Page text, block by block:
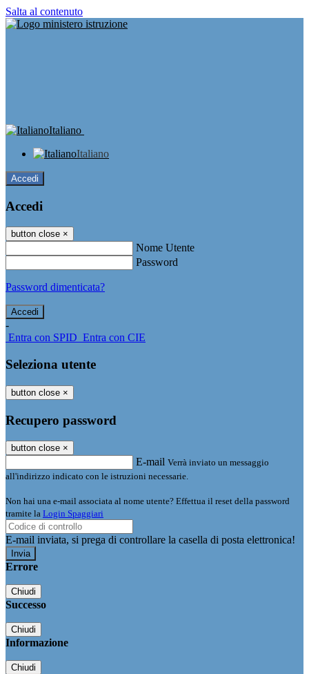
Salta al contenuto
Italiano
Italiano
Accedi
Accedi
button close ×
Nome Utente
Password
Password dimenticata?
-
Entra con SPID Entra con CIE
Seleziona utente
button close ×
Recupero password
button close ×
E-mail Verrà inviato un messaggio
all'indirizzo indicato con le istruzioni necessarie.
Non hai una e-mail associata al nome utente? Effettua il reset della password
tramite la Login Spaggiari
E-mail inviata, si prega di controllare la casella di posta elettronica!
Errore
Chiudi
Successo
Chiudi
Informazione
Chiudi